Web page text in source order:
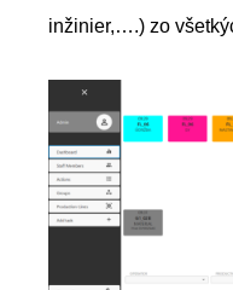
inžinier,….) zo